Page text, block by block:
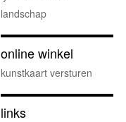
landschap
online winkel
kunstkaart versturen
links